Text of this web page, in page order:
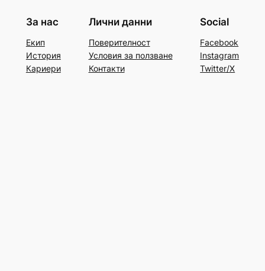
За нас
Екип
История
Кариери
Лични данни
Поверителност
Условия за ползване
Контакти
Social
Facebook
Instagram
Twitter/X